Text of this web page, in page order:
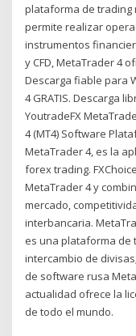
plataforma de trading
permite realizar
instrumentos
y CFD, MetaTrader 4
Descarga fiable para
4 GRATIS. Descarga
YoutradeFX
4 (MT4) Software
MetaTrader 4, es la
forex trading.
MetaTrader 4 y
mercado,
interbancaria.
es una plataforma de
intercambio de
de software rusa
actualidad ofrece la
de todo el mundo.